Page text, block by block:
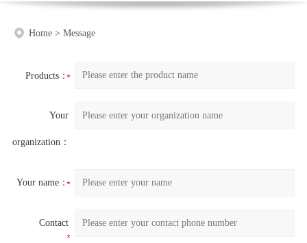
Home> Message
Products：
Your
organization：
Your name：
Contact